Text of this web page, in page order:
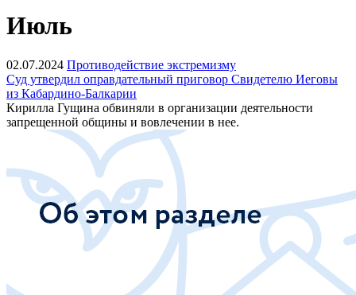
Июль
02.07.2024 Противодействие экстремизму
Суд утвердил оправдательный приговор Свидетелю Иеговы
из Кабардино-Балкарии
Кирилла Гущина обвиняли в организации деятельности
запрещенной общины и вовлечении в нее.